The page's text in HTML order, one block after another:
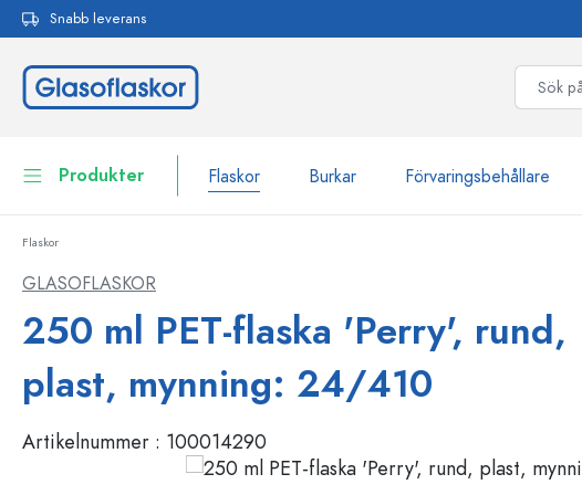
Hoppa till huvudnavigering
Snabb leverans
Produkter Flaskor Burkar Förvaringsbehållare
Porslin
Behållare för kosmetika
Flaskor efter märke
Flaskor med patentkork
Flaskor
GLASOFLASKOR
250 ml PET-flaska 'Perry', rund,
plast, mynning: 24/410
Artikelnummer : 100014290